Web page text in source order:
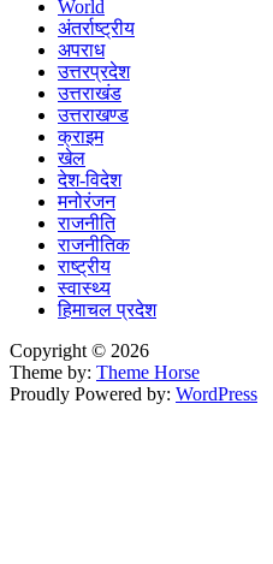
World
अंतर्राष्ट्रीय
अपराध
उत्तरप्रदेश
उत्तराखंड
उत्तराखण्ड
क्राइम
खेल
देश-विदेश
मनोरंजन
राजनीति
राजनीतिक
राष्ट्रीय
स्वास्थ्य
हिमाचल प्रदेश
Copyright © 2026
Theme by: Theme Horse
Proudly Powered by: WordPress